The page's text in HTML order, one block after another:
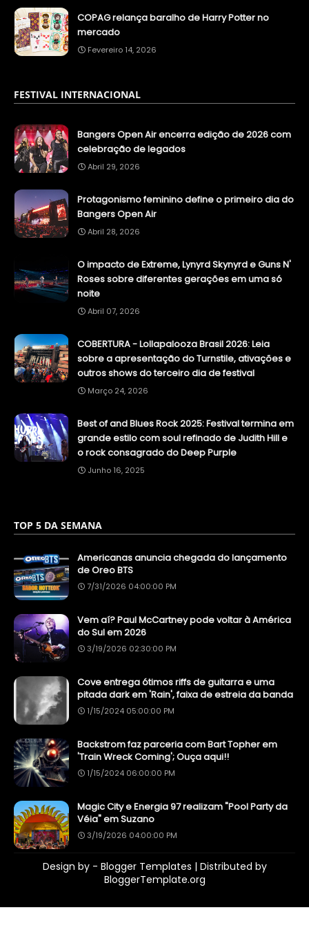
COPAG relança baralho de Harry Potter no
mercado
Fevereiro 14, 2026
FESTIVAL INTERNACIONAL
Bangers Open Air encerra edição de 2026 com
celebração de legados
Abril 29, 2026
Protagonismo feminino define o primeiro dia do
Bangers Open Air
Abril 28, 2026
O impacto de Extreme, Lynyrd Skynyrd e Guns N'
Roses sobre diferentes gerações em uma só
noite
Abril 07, 2026
COBERTURA - Lollapalooza Brasil 2026: Leia
sobre a apresentação do Turnstile, ativações e
outros shows do terceiro dia de festival
Março 24, 2026
Best of and Blues Rock 2025: Festival termina em
grande estilo com soul refinado de Judith Hill e
o rock consagrado do Deep Purple
Junho 16, 2025
TOP 5 DA SEMANA
Americanas anuncia chegada do lançamento
de Oreo BTS
7/31/2026 04:00:00 PM
Vem aí? Paul McCartney pode voltar à América
do Sul em 2026
3/19/2026 02:30:00 PM
Cove entrega ótimos riffs de guitarra e uma
pitada dark em 'Rain', faixa de estreia da banda
1/15/2024 05:00:00 PM
Backstrom faz parceria com Bart Topher em
'Train Wreck Coming'; Ouça aqui!!
1/15/2024 06:00:00 PM
Magic City e Energia 97 realizam "Pool Party da
Véia" em Suzano
3/19/2026 04:00:00 PM
Design by - Blogger Templates | Distributed by
BloggerTemplate.org